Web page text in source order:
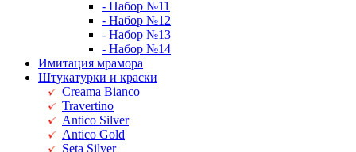
- Набор №11
- Набор №12
- Набор №13
- Набор №14
Имитация мрамора
Штукатурки и краски
Creama Bianco
Travertino
Antico Silver
Antico Gold
Seta Silver